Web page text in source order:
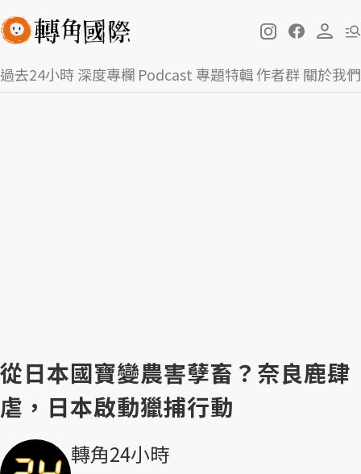
過去24小時深度專欄 Podcast 專題特輯作者群關於我們
從日本國寶變農害孽畜？奈良鹿肆
虐，日本啟動獵捕行動
轉角24小時